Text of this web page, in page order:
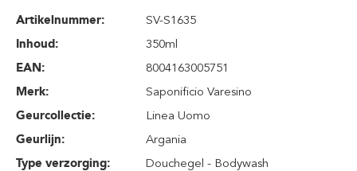
Artikelnummer:
SV-S1635
Inhoud:
350ml
EAN:
8004163005751
Merk:
Saponificio Varesino
Geurcollectie:
Linea Uomo
Geurlijn:
Argania
Type verzorging:
Douchegel - Bodywash